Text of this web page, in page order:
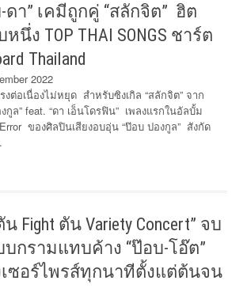
ดา” เคมีถูกคู่ “สลักจิต” ฮิต
นึ่ง TOP THAI SONGS ชาร์ต
Thailand
2022
งต่อเนื่องไม่หยุด สำหรับซิงเกิล “สลักจิต” จาก
กูล” feat. “ดา เอ็นโดรฟิน” เพลงแรกในอัลบั้ม
ของศิลปินเสียงอบอุ่น “ป๊อบ ปองกูล” สังกัด
น Fight ตัน Variety Concert” จบ
กรามแทบค้าง “ป๊อบ-โอ๊ต”
เซอร์ไพรส์ทุกนาทีตั้งแต่ต้นจน